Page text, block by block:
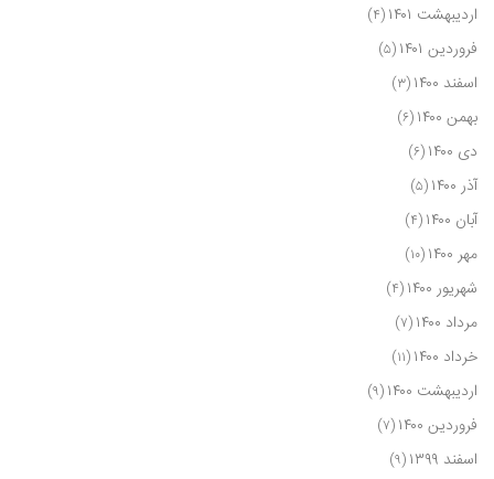
اردیبهشت ۱۴۰۱ (۴)
فروردین ۱۴۰۱ (۵)
اسفند ۱۴۰۰ (۳)
بهمن ۱۴۰۰ (۶)
دی ۱۴۰۰ (۶)
آذر ۱۴۰۰ (۵)
آبان ۱۴۰۰ (۴)
مهر ۱۴۰۰ (۱۰)
شهریور ۱۴۰۰ (۴)
مرداد ۱۴۰۰ (۷)
خرداد ۱۴۰۰ (۱۱)
اردیبهشت ۱۴۰۰ (۹)
فروردین ۱۴۰۰ (۷)
اسفند ۱۳۹۹ (۹)